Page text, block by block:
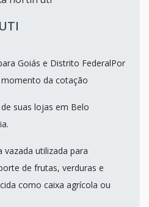
Goiás e Distrito FederalPor
da cotação
suas lojas em Belo
vazada utilizada para
de frutas, verduras e
como caixa agrícola ou